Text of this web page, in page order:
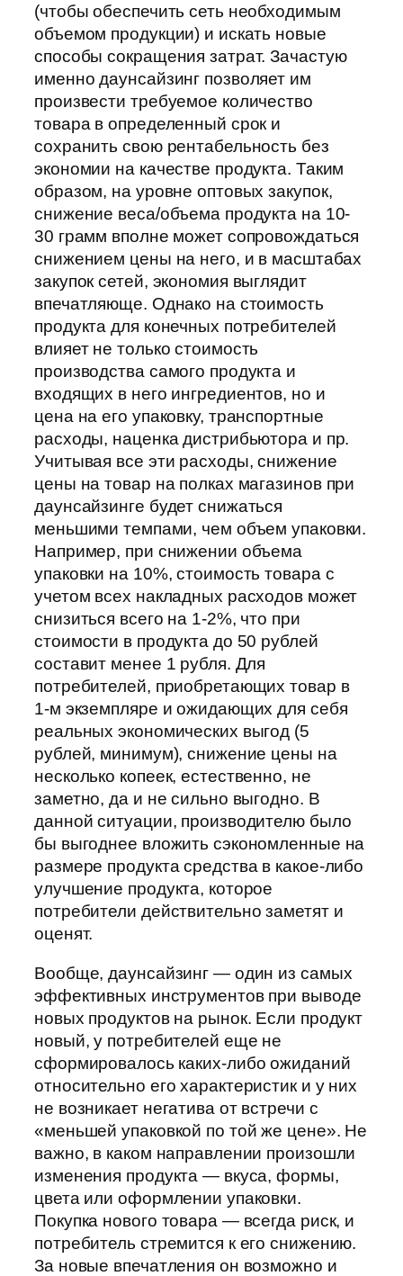
(чтобы обеспечить сеть необходимым
объемом продукции) и искать новые
способы сокращения затрат. Зачастую
именно даунсайзинг позволяет им
произвести требуемое количество
товара в определенный срок и
сохранить свою рентабельность без
экономии на качестве продукта. Таким
образом, на уровне оптовых закупок,
снижение веса/объема продукта на 10-
30 грамм вполне может сопровождаться
снижением цены на него, и в масштабах
закупок сетей, экономия выглядит
впечатляюще. Однако на стоимость
продукта для конечных потребителей
влияет не только стоимость
производства самого продукта и
входящих в него ингредиентов, но и
цена на его упаковку, транспортные
расходы, наценка дистрибьютора и пр.
Учитывая все эти расходы, снижение
цены на товар на полках магазинов при
даунсайзинге будет снижаться
меньшими темпами, чем объем упаковки.
Например, при снижении объема
упаковки на 10%, стоимость товара с
учетом всех накладных расходов может
снизиться всего на 1-2%, что при
стоимости в продукта до 50 рублей
составит менее 1 рубля. Для
потребителей, приобретающих товар в
1-м экземпляре и ожидающих для себя
реальных экономических выгод (5
рублей, минимум), снижение цены на
несколько копеек, естественно, не
заметно, да и не сильно выгодно. В
данной ситуации, производителю было
бы выгоднее вложить сэкономленные на
размере продукта средства в какое-либо
улучшение продукта, которое
потребители действительно заметят и
оценят.
Вообще, даунсайзинг — один из самых
эффективных инструментов при выводе
новых продуктов на рынок. Если продукт
новый, у потребителей еще не
сформировалось каких-либо ожиданий
относительно его характеристик и у них
не возникает негатива от встречи с
«меньшей упаковкой по той же цене». Не
важно, в каком направлении произошли
изменения продукта — вкуса, формы,
цвета или оформлении упаковки.
Покупка нового товара — всегда риск, и
потребитель стремится к его снижению.
За новые впечатления он возможно и